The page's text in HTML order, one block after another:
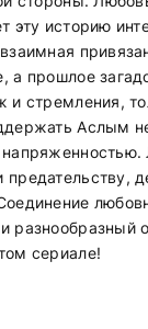
эту историю
а прошлое
и стремления,
Аслым
сериале!